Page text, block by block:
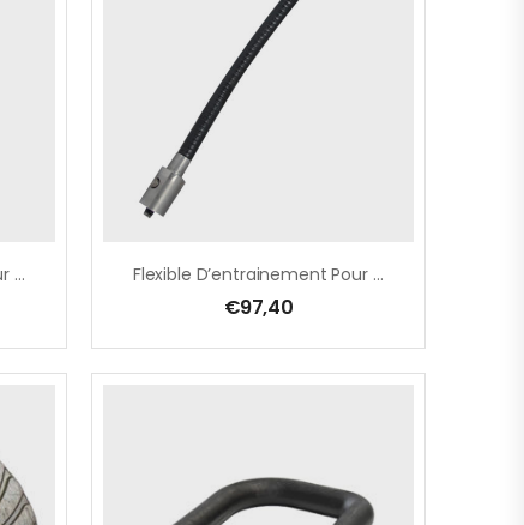
Flexible D’entrainement Pour ELS 225 (N°29) Flexible D’entrainement Pour ELS 125 D
€97,40